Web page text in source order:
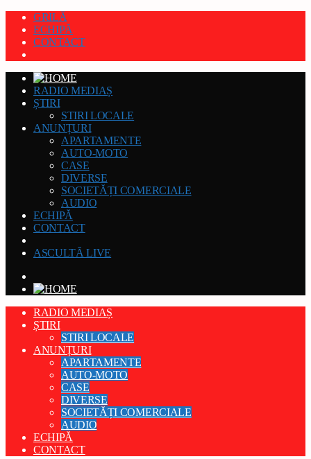
GRILĂ
ECHIPĂ
CONTACT
RADIO MEDIAȘ
ȘTIRI
STIRI LOCALE
ANUNȚURI
APARTAMENTE
AUTO-MOTO
CASE
DIVERSE
SOCIETĂȚI COMERCIALE
AUDIO
ECHIPĂ
CONTACT
ASCULTĂ LIVE
RADIO MEDIAȘ
ȘTIRI
STIRI LOCALE
ANUNȚURI
APARTAMENTE
AUTO-MOTO
CASE
DIVERSE
SOCIETĂȚI COMERCIALE
AUDIO
ECHIPĂ
CONTACT